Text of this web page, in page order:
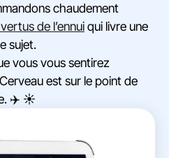
chaudement
de l’ennuiqui livre une
sujet.
vous vous sentirez
est sur le point de
✈️ ☀️